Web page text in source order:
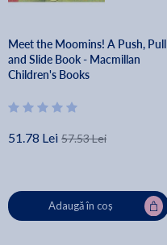
Meet the Moomins! A Push, Pull
and Slide Book - Macmillan
Children's Books
51.78 Lei 57.53 Lei
Adaugă în coș